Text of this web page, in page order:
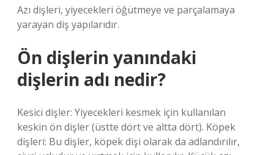
Azı dişleri, yiyecekleri öğütmeye ve parçalamaya
yarayan diş yapılarıdır.
Ön dişlerin yanındaki
dişlerin adı nedir?
Kesici dişler: Yiyecekleri kesmek için kullanılan
keskin ön dişler (üstte dört ve altta dört). Köpek
dişleri: Bu dişler, köpek dişi olarak da adlandırılır,